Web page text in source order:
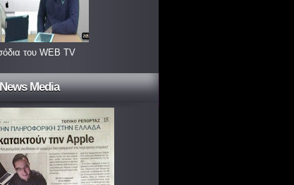
του WEB TV
Media